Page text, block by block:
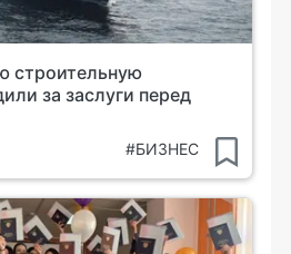
строительную
за заслуги перед
#БИЗНЕС